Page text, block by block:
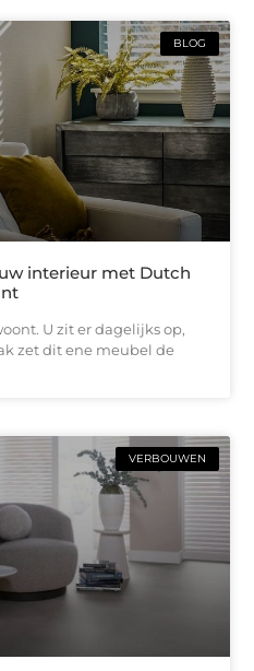
BLOG
interieur met Dutch
U zit er dagelijks op,
zet dit ene meubel de
VERBOUWEN